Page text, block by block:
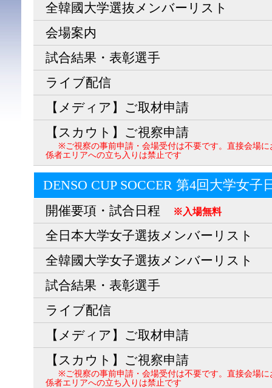
全韓國大学選抜メンバーリスト
会場案内
試合結果・表彰選手
ライブ配信
【メディア】ご取材申請
【スカウト】ご視察申請
※ご視察の事前申請・会場受付は不要です。直接会場
係者エリアへの立ち入りは禁止です
DENSO CUP SOCCER 第4回大学女子
開催要項・試合日程 ※入場無料
全日本大学女子選抜メンバーリスト
全韓國大学女子選抜メンバーリスト
試合結果・表彰選手
ライブ配信
【メディア】ご取材申請
【スカウト】ご視察申請
※ご視察の事前申請・会場受付は不要です。直接会場
係者エリアへの立ち入りは禁止です